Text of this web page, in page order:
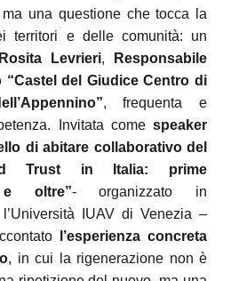
una questione che tocca la
territori e delle comunità: un
Rosita Levrieri,
Responsabile
“Castel del Giudice Centro di
, frequenta e
Invitata come speaker
di abitare collaborativo del
Trust in Italia: prime
e oltre”- organizzato in
IUAV di Venezia –
l’esperienza concreta
, in cui la rigenerazione non è